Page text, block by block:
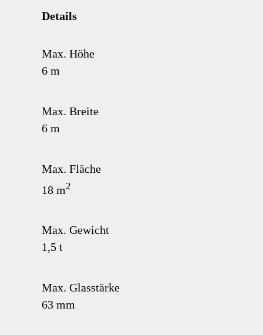
Details
Max. Höhe
6 m
Max. Breite
6 m
Max. Fläche
18 m2
Max. Gewicht
1,5 t
Max. Glasstärke
63 mm